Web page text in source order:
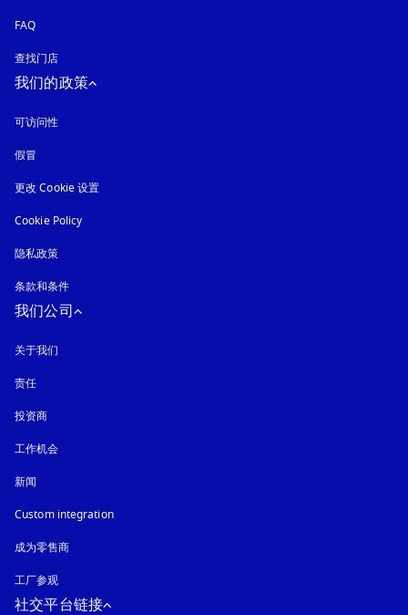
FAQ
查找门店
我们的政策
可访问性
假冒
更改 Cookie 设置
Cookie Policy
隐私政策
条款和条件
我们公司
关于我们
责任
投资商
工作机会
新闻
Custom integration
成为零售商
工厂参观
社交平台链接